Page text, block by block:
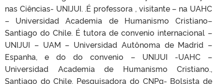
nas Ciências- UNIJUI. .É professora , visitante – na UAHC
– Universidad Academia de Humanismo Cristiano–
Santiago do Chile. É tutora de convenio internacional –
UNIJUI – UAM – Universidad Autônoma de Madrid –
Espanha, e do do convenio – UNIJUI -UAHC –
Universidad Academia de Humanismo Cristiano.,
Santiago do Chile. Pesquisadora do CNPq- Bolsista de